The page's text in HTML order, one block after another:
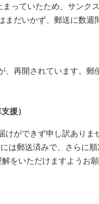
っていたため、サンク
だいかず、郵送に数
再開されています。 郵
援）
ができず申し訳ありま
は郵送済みで、さらに
をいただけますようお願